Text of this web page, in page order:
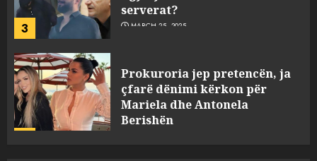
MARCH 25, 2025
4
çfarë dënimi kërkon për
Mariela dhe Antonela
Berishën
MARCH 25, 2025